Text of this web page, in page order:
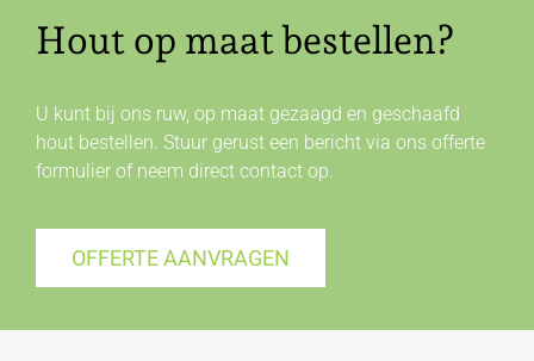
Hout op maat bestellen?
U kunt bij ons ruw, op maat gezaagd en geschaafd
hout bestellen. Stuur gerust een bericht via ons offerte
formulier of neem direct contactop.
OFFERTE AANVRAGEN